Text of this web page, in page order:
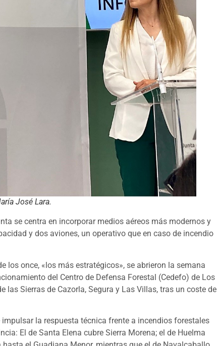
José Lara.
se centra en incorporar medios aéreos más modernos y
y dos aviones, un operativo que en caso de incendio
los once, «los más estratégicos», se abrieron la semana
del Centro de Defensa Forestal (Cedefo) de Los
las Sierras de Cazorla, Segura y Las Villas, tras un coste de
la respuesta técnica frente a incendios forestales
El de Santa Elena cubre Sierra Morena; el de Huelma